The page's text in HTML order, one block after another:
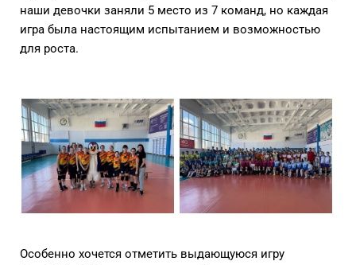
наши девочки заняли 5 место из 7 команд, но каждая
игра была настоящим испытанием и возможностью
для роста.
Особенно хочется отметить выдающуюся игру